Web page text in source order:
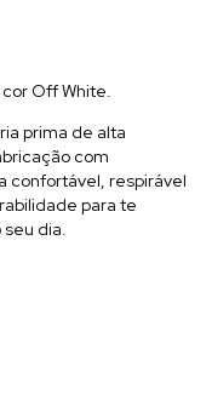
Off White.
prima de alta
com
confortável, respirável
para te
dia.